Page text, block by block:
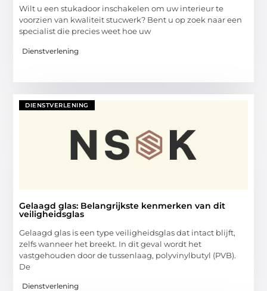
Wilt u een stukadoor inschakelen om uw interieur te
voorzien van kwaliteit stucwerk? Bent u op zoek naar een
specialist die precies weet hoe uw
Dienstverlening
DIENSTVERLENING
Gelaagd glas: Belangrijkste kenmerken van dit
veiligheidsglas
Gelaagd glas is een type veiligheidsglas dat intact blijft,
zelfs wanneer het breekt. In dit geval wordt het
vastgehouden door de tussenlaag, polyvinylbutyl (PVB).
De
Dienstverlening